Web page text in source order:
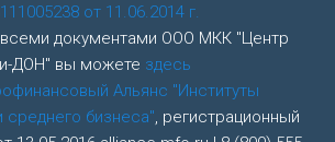
от 11.06.2014 г.
документами ООО МКК "Центр
ДОН" вы можете здесь
Альянс "Институты
среднего бизнеса", регистрационный